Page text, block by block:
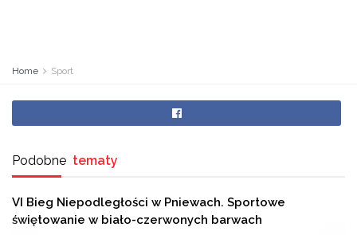
Home Sport
Podobne tematy
VI Bieg Niepodległości w Pniewach. Sportowe
świętowanie w biało-czerwonych barwach